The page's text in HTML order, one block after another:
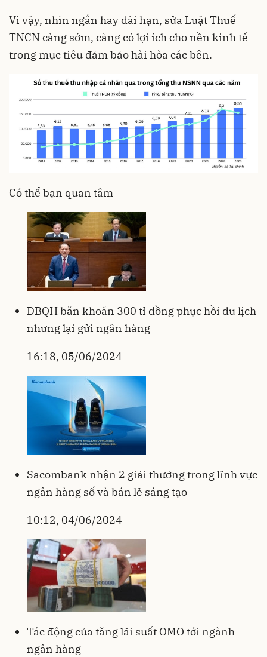
Vì vậy, nhìn ngắn hay dài hạn, sửa Luật Thuế
TNCN càng sớm, càng có lợi ích cho nền kinh tế
trong mục tiêu đảm bảo hài hòa các bên.
Có thể bạn quan tâm
ĐBQH băn khoăn 300 tỉ đồng phục hồi du lịch
nhưng lại gửi ngân hàng
16:18, 05/06/2024
Sacombank nhận 2 giải thưởng trong lĩnh vực
ngân hàng số và bán lẻ sáng tạo
10:12, 04/06/2024
Tác động của tăng lãi suất OMO tới ngành
ngân hàng